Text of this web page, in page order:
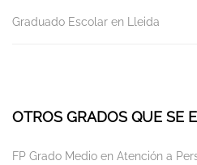
Graduado Escolar en Lleida
OTROS GRADOS QUE SE
FP Grado Medio en Atención a